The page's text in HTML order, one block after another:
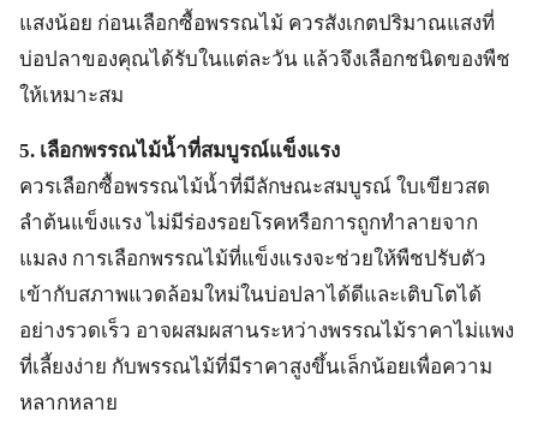
แสงน้อย ก่อนเลือกซื้อพรรณไม้ ควรสังเกตปริมาณแสงที่
บ่อปลาของคุณได้รับในแต่ละวัน แล้วจึงเลือกชนิดของพืช
ให้เหมาะสม
5. เลือกพรรณไม้น้ำที่สมบูรณ์แข็งแรง
ควรเลือกซื้อพรรณไม้น้ำที่มีลักษณะสมบูรณ์ ใบเขียวสด
ลำต้นแข็งแรง ไม่มีร่องรอยโรคหรือการถูกทำลายจาก
แมลง การเลือกพรรณไม้ที่แข็งแรงจะช่วยให้พืชปรับตัว
เข้ากับสภาพแวดล้อมใหม่ในบ่อปลาได้ดีและเติบโตได้
อย่างรวดเร็ว อาจผสมผสานระหว่างพรรณไม้ราคาไม่แพง
ที่เลี้ยงง่าย กับพรรณไม้ที่มีราคาสูงขึ้นเล็กน้อยเพื่อความ
หลากหลาย